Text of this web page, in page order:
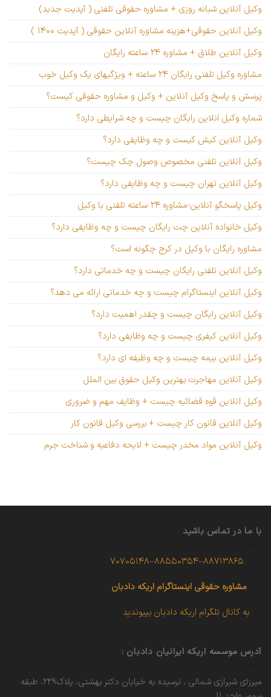
وکیل آنلاین شبانه روزی + مشاوره حقوقی تلفنی ( آپدیت جدید)
وکیل آنلاین حقوقی+هزینه مشاوره آنلاین حقوقی ( آپدیت ۱۴۰۰ )
وکیل آنلاین طلاق + مشاوره ۲۴ ساعته رایگان
مشاوره وکیل تلفنی رایگان ۲۴ ساعته + ویژگیهای یک وکیل خوب
پرسش و پاسخ وکیل آنلاین + وکیل و مشاوره حقوقی کیست؟
شماره وکیل انلاین رایگان چیست و چه شرایطی دارد؟
وکیل آنلاین کیش کیست و چه وظایفی دارد؟
وکیل آنلاین تلفنی مخصوص وصول چک چیست؟
وکیل آنلاین تهران چیست و چه وظایفی دارد؟
وکیل پاسخگو آنلاین-مشاوره ۲۴ ساعته تلفنی با وکیل
وکیل خانواده آنلاین چت رایگان چیست و چه وظایفی دارد؟
مشاوره رایگان با وکیل در کرج چگونه است؟
وکیل آنلاین تلفنی رایگان چیست و چه خدماتی دارد؟
وکیل آنلاین اینستاگرام چیست و چه خدماتی ارائه می دهد؟
وکیل آنلاین رایگان چیست و چقدر اهمیت دارد؟
وکیل آنلاین کیفری چیست و چه وظایفی دارد؟
وکیل آنلاین بیمه چیست و چه وظیفه ای دارد؟
وکیل آنلاین مهاجرت بهترین وکیل حقوق بین الملل
وکیل آنلاین قوه قضائیه چیست + وظایف مهم و ضروری
وکیل آنلاین قانون کار چیست + بررسی وکیل قانون کار
وکیل آنلاین مواد مخدر چیست + لایحه دفاعیه و شناخت جرم
با ما در تماس باشید
۸۸۷۱۳۸۶۵–۸۸۵۵۰۳۵۴–۷۰۷۰۵۱۴۸
مشاوره حقوقی اینستاگرام اریکه دادبان
به کانال تلگرام اریکه دادبان بپیوندید
آدرس موسسه اریکه ایرانیان دادبان :
میرزای شیرازی شمالی ، نرسیده به خیابان دکتر بهشتی، پلاک۲۲۹، طبقه